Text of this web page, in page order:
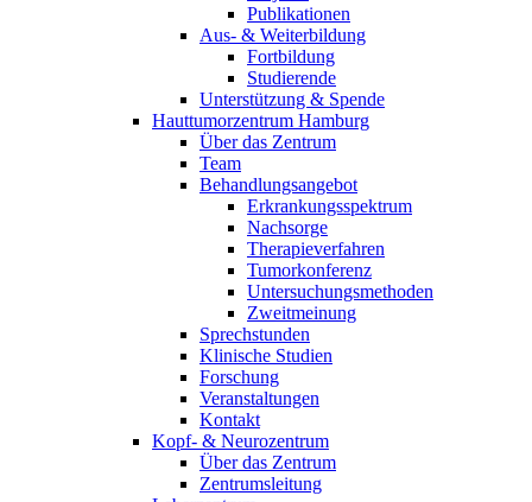
Publikationen
Aus- & Weiterbildung
Fortbildung
Studierende
Unterstützung & Spende
Hauttumorzentrum Hamburg
Über das Zentrum
Team
Behandlungsangebot
Erkrankungsspektrum
Nachsorge
Therapieverfahren
Tumorkonferenz
Untersuchungsmethoden
Zweitmeinung
Sprechstunden
Klinische Studien
Forschung
Veranstaltungen
Kontakt
Kopf- & Neurozentrum
Über das Zentrum
Zentrumsleitung